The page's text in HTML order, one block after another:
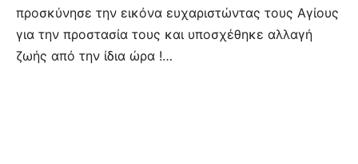
προσκύνησε την εικόνα ευχαριστώντας τους Αγίους
για την προστασία τους και υποσχέθηκε αλλαγή
ζωής από την ίδια ώρα !…